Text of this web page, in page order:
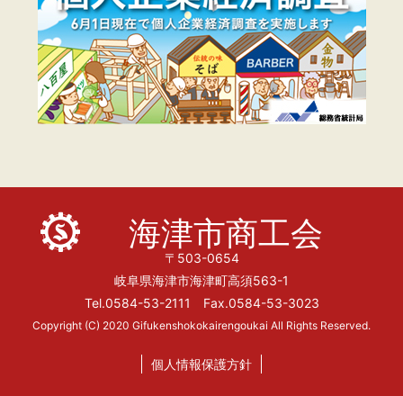
海津市商工会
〒503-0654
岐阜県海津市海津町高須563-1
Tel.0584-53-2111 Fax.0584-53-3023
Copyright (C) 2020 Gifukenshokokairengoukai All Rights Reserved.
個人情報保護方針